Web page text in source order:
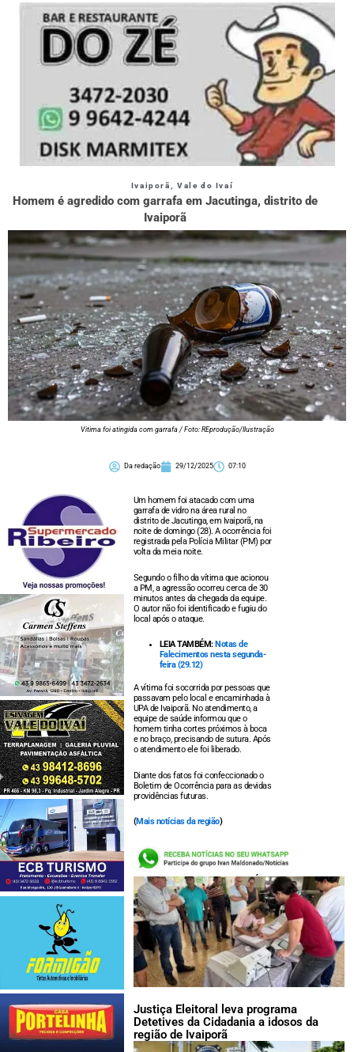
Ivaiporã Vale do Ivaí
Homem é agredido com garrafa em Jacutinga, distrito de
Ivaiporã
Vitima foi atingida com garrafa / Foto: REprodução/Ilustração
Da redação 29/12/2025 07:10
Um homem foi atacado com uma
garrafa de vidro na área rural no
distrito de Jacutinga, em Ivaiporã, na
noite de domingo (28). A ocorrência foi
registrada pela Polícia Militar (PM) por
volta da meia noite.
Segundo o filho da vítima que acionou
a PM, a agressão ocorreu cerca de 30
minutos antes da chegada da equipe.
O autor não foi identificado e fugiu do
local após o ataque.
LEIA TAMBÉM:Notas de
Falecimentos nesta segunda-
feira (29.12)
A vítima foi socorrida por pessoas que
passavam pelo local e encaminhada à
UPA de Ivaiporã. No atendimento, a
equipe de saúde informou que o
homem tinha cortes próximos à boca
e no braço, precisando de sutura. Após
o atendimento ele foi liberado.
Diante dos fatos foi confeccionado o
Boletim de Ocorrência para as devidas
providências futuras.
(Mais notícias da região)
LEIA TAMBÉM:
Justiça Eleitoral leva programa
Detetives da Cidadania a idosos da
região de Ivaiporã